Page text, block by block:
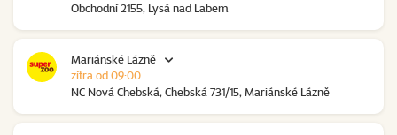
Obchodní 2155, Lysá nad Labem
Mariánské Lázně
NC Nová Chebská, Chebská 731/15, Mariánské Lázně
zítra od 09:00